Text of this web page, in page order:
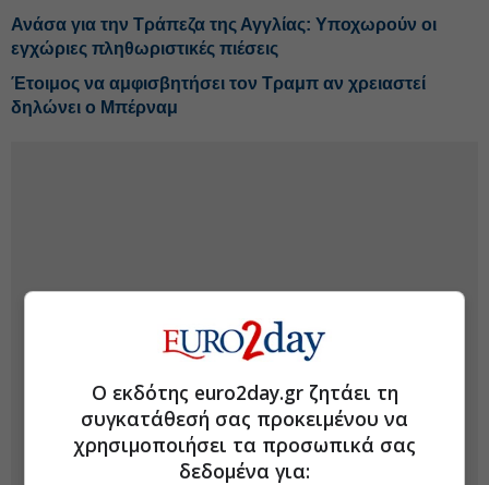
Ανάσα για την Τράπεζα της Αγγλίας: Υποχωρούν οι
εγχώριες πληθωριστικές πιέσεις
Έτοιμος να αμφισβητήσει τον Τραμπ αν χρειαστεί
δηλώνει ο Μπέρναμ
Ο εκδότης euro2day.gr ζητάει τη
συγκατάθεσή σας προκειμένου να
χρησιμοποιήσει τα προσωπικά σας
δεδομένα για: